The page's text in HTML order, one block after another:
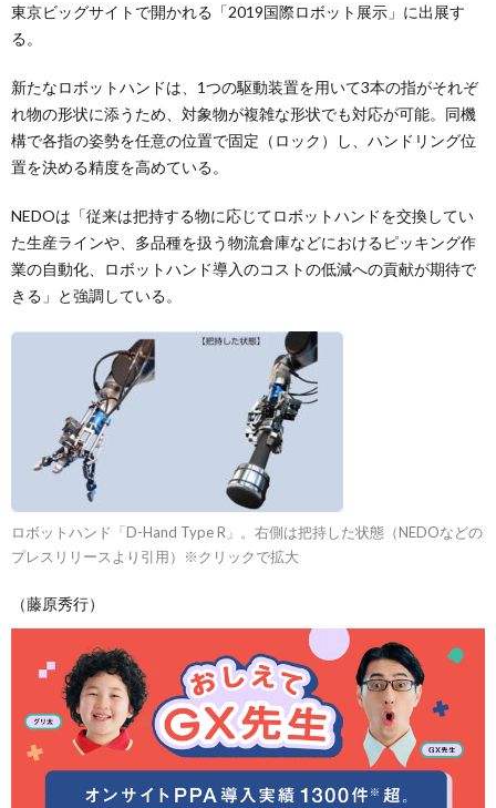
東京ビッグサイトで開かれる「2019国際ロボット展示」に出展す
る。
新たなロボットハンドは、1つの駆動装置を用いて3本の指がそれぞ
れ物の形状に添うため、対象物が複雑な形状でも対応が可能。同機
構で各指の姿勢を任意の位置で固定（ロック）し、ハンドリング位
置を決める精度を高めている。
NEDOは「従来は把持する物に応じてロボットハンドを交換してい
た生産ラインや、多品種を扱う物流倉庫などにおけるピッキング作
業の自動化、ロボットハンド導入のコストの低減への貢献が期待で
きる」と強調している。
ロボットハンド「D-Hand Type R」。右側は把持した状態（NEDOなどの
プレスリリースより引用）※クリックで拡大
（藤原秀行）